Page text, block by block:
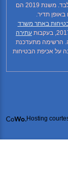
הנתונים בטבלה עד לשנת 2018 כוללים את ענף הבנייה בלבד. משנת 2019 הם
תדיר.
באתר משרד
עתירה
מתעדכנת
הבטיחות
Hosting